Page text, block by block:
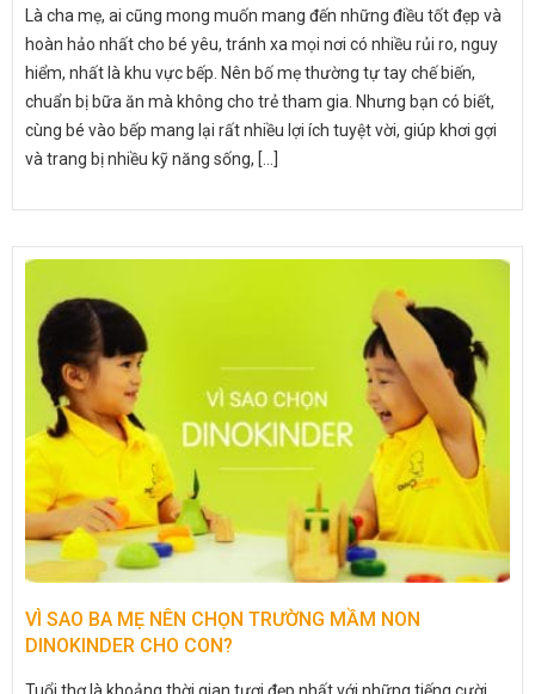
Là cha mẹ, ai cũng mong muốn mang đến những điều tốt đẹp và
hoàn hảo nhất cho bé yêu, tránh xa mọi nơi có nhiều rủi ro, nguy
hiểm, nhất là khu vực bếp. Nên bố mẹ thường tự tay chế biến,
chuẩn bị bữa ăn mà không cho trẻ tham gia. Nhưng bạn có biết,
cùng bé vào bếp mang lại rất nhiều lợi ích tuyệt vời, giúp khơi gợi
và trang bị nhiều kỹ năng sống, [...]
VÌ SAO BA MẸ NÊN CHỌN TRƯỜNG MẦM NON
DINOKINDER CHO CON?